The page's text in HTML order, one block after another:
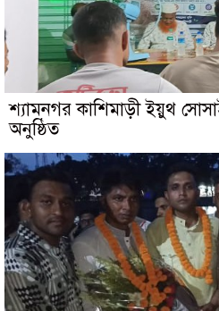
শ্যামনগর কাশিমাড়ী ইয়ুথ
অনুষ্ঠিত